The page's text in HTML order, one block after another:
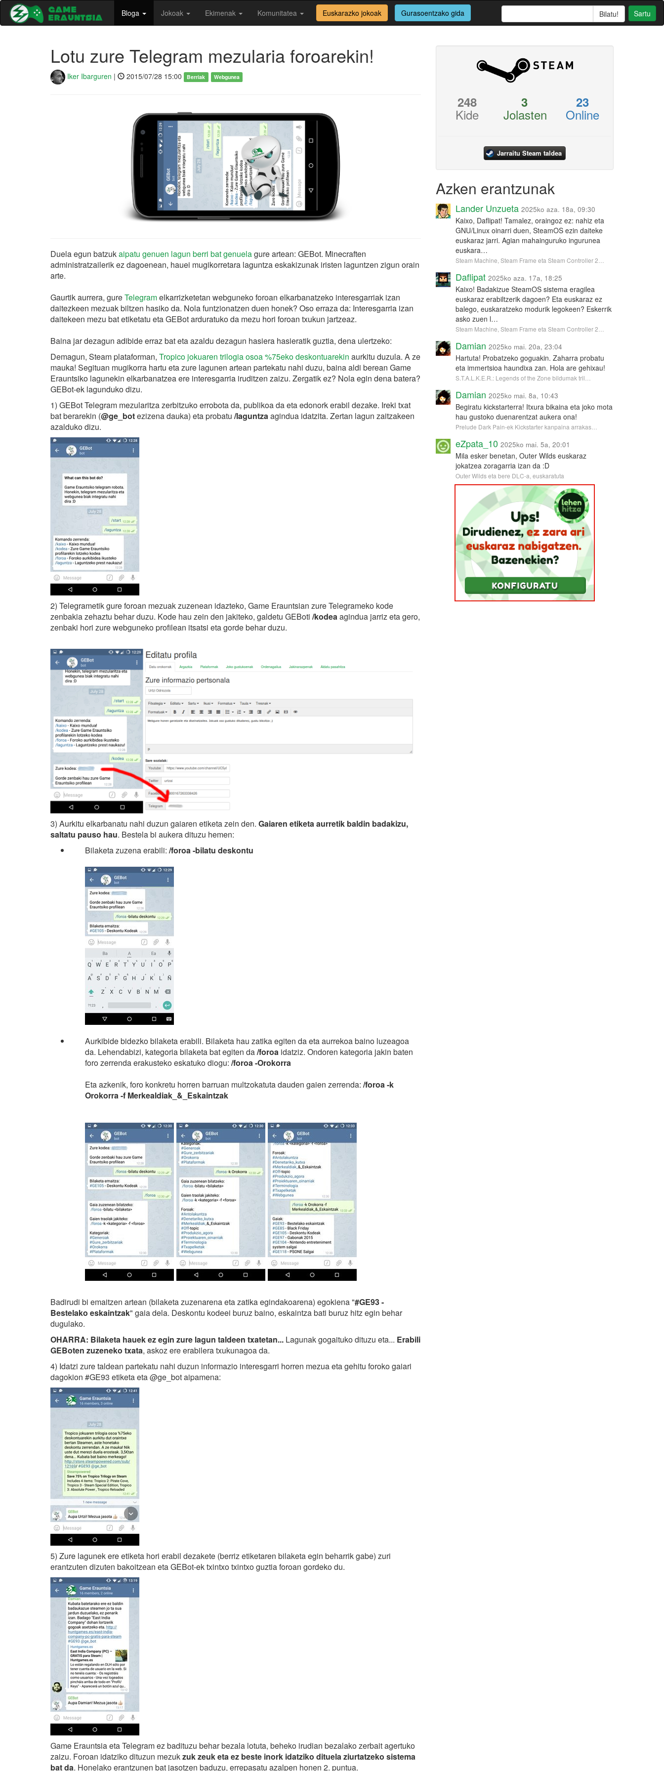
Bloga Jokoak Ekimenak Komunitatea Euskarazko jokoak Gurasoentzako gida Sartu
Lotu zure Telegram mezularia foroarekin!
Iker Ibarguren | 2015/07/28 15:00 Berriak Webgunea
Duela egun batzukaipatu genuen lagun berri bat genuelagure artean: GEBot. Minecraften
administratzailerik ez dagoenean, hauei mugikorretara laguntza eskakizunak iristen laguntzen zigun orain
arte.
Gaurtik aurrera, gureTelegramelkarrizketetan webguneko foroan elkarbanatzeko interesgarriak izan
daitezkeen mezuak biltzen hasiko da. Nola funtzionatzen duen honek? Oso erraza da: Interesgarria izan
daitekeen mezu bat etiketatu eta GEBot arduratuko da mezu hori foroan txukun jartzeaz.
Baina jar dezagun adibide erraz bat eta azaldu dezagun hasiera hasieratik guztia, dena ulertzeko:
Demagun, Steam plataforman, Tropico jokuaren trilogia osoa %75eko deskontuarekin aurkitu duzula. A ze
mauka! Segituan mugikorra hartu eta zure lagunen artean partekatu nahi duzu, baina aldi berean Game
Erauntsiko lagunekin elkarbanatzea ere interesgarria iruditzen zaizu. Zergatik ez? Nola egin dena batera?
GEBot-ek lagunduko dizu.
1) GEBot Telegram mezularitza zerbitzuko errobota da, publikoa da eta edonork erabil dezake. Ireki txat
bat berarekin (@ge_botezizena dauka) eta probatu /laguntzaagindua idatzita. Zertan lagun zaitzakeen
azalduko dizu.
2) Telegrametik gure foroan mezuak zuzenean idazteko, Game Erauntsian zure Telegrameko kode
zenbakia zehaztu behar duzu. Kode hau zein den jakiteko, galdetu GEBoti /kodeaagindua jarriz eta gero,
zenbaki hori zure webguneko profilean itsatsi eta gorde behar duzu.
3) Aurkitu elkarbanatu nahi duzun gaiaren etiketa zein den. Gaiaren etiketa aurretik baldin badakizu,
saltatu pauso hau. Bestela bi aukera dituzu hemen:
Bilaketa zuzena erabili: /foroa -bilatu deskontu
Aurkibide bidezko bilaketa erabili. Bilaketa hau zatika egiten da eta aurrekoa baino luzeagoa
da. Lehendabizi, kategoria bilaketa bat egiten da/foroa idatziz. Ondoren kategoria jakin baten
foro zerrenda erakusteko eskatuko diogu: /foroa -Orokorra
Eta azkenik, foro konkretu horren barruan multzokatuta dauden gaien zerrenda: /foroa -k
Orokorra -f Merkealdiak_&_Eskaintzak
Badirudi bi emaitzen artean (bilaketa zuzenarena eta zatika egindakoarena) egokiena "#GE93 -
Bestelako eskaintzak" gaia dela. Deskontu kodeei buruz baino, eskaintza bati buruz hitz egin behar
dugulako.
OHARRA: Bilaketa hauek ez egin zure lagun taldeen txatetan... Lagunak gogaituko dituzu eta... Erabili
GEBoten zuzeneko txata, askoz ere erabilera txukunagoa da.
4) Idatzi zure taldean partekatu nahi duzun informazio interesgarri horren mezua eta gehitu foroko gaiari
dagokion #GE93 etiketa eta @ge_bot aipamena:
5) Zure lagunek ere etiketa hori erabil dezakete (berriz etiketaren bilaketa egin beharrik gabe) zuri
erantzuten dizuten bakoitzean eta GEBot-ek txintxo txintxo guztia foroan gordeko du.
Game Erauntsia eta Telegram ez badituzu behar bezala lotuta, beheko irudian bezalako zerbait agertuko
zaizu. Foroan idatziko dituzun mezukzuk zeuk eta ez beste inork idatziko dituela ziurtatzeko sistema
bat da. Honelako erantzunen bat jasotzen baduzu, errepasatu azalpen honen 2. puntua.
248
Kide
3
Jolasten
23
Online
Jarraitu Steam taldea
Azken erantzunak
Lander Unzueta 2025ko aza. 18a, 09:30
Kaixo, Daflipat! Tamalez, oraingoz ez: nahiz eta
GNU/Linux oinarri duen, SteamOS ezin daiteke
euskaraz jarri. Agian mahainguruko ingurunea
euskara…
Steam Machine, Steam Frame eta Steam Controller 2…
Daflipat 2025ko aza. 17a, 18:25
Kaixo! Badakizue SteamOS sistema eragilea
euskaraz erabiltzerik dagoen? Eta euskaraz ez
balego, euskaratzeko modurik legokeen? Eskerrik
asko zuen l…
Steam Machine, Steam Frame eta Steam Controller 2…
Damian 2025ko mai. 20a, 23:04
Hartuta! Probatzeko goguakin. Zaharra probatu
eta immertsioa haundixa zan. Hola are gehixau!
S.T.A.L.K.E.R.: Legends of the Zone bildumak tril…
Damian 2025ko mai. 8a, 10:43
Begiratu kickstarterra! Itxura bikaina eta joko mota
hau gustoko duenarentzat aukera ona!
Prelude Dark Pain-ek Kickstarter kanpaina arrakas…
eZpata_10 2025ko mai. 5a, 20:01
Mila esker benetan, Outer Wilds euskaraz
jokatzea zoragarria izan da :D
Outer Wilds eta bere DLC-a, euskaratuta